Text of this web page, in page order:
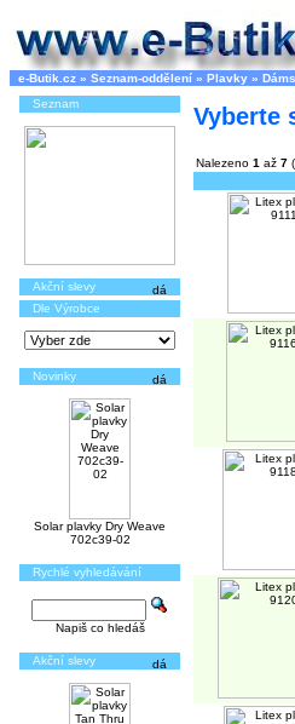
e-Butik.cz » Seznam-oddělení » Plavky »
Seznam
Akční slevy
Dle Výrobce
Novinky
Solar plavky Dry Weave
702c39-02
Rychlé vyhledávání
Napiš co hledáš
Akční slevy
Vyberte
Nalezeno 1 až 7